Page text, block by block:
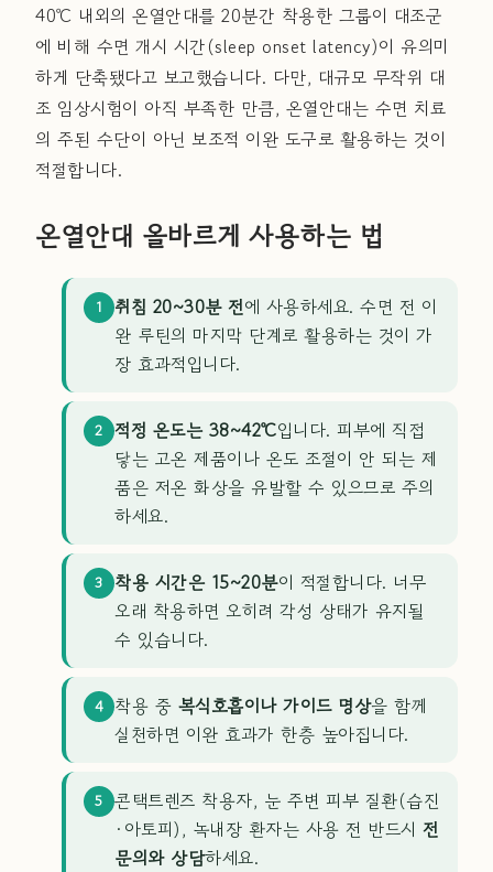
40℃ 내외의 온열안대를 20분간 착용한 그룹이 대조군
에 비해 수면 개시 시간(sleep onset latency)이 유의미
하게 단축됐다고 보고했습니다. 다만, 대규모 무작위 대
조 임상시험이 아직 부족한 만큼, 온열안대는 수면 치료
의 주된 수단이 아닌 보조적 이완 도구로 활용하는 것이
적절합니다.
온열안대 올바르게 사용하는 법
1 취침 20~30분 전에 사용하세요. 수면 전 이
완 루틴의 마지막 단계로 활용하는 것이 가
장 효과적입니다.
2 적정 온도는 38~42℃입니다. 피부에 직접
닿는 고온 제품이나 온도 조절이 안 되는 제
품은 저온 화상을 유발할 수 있으므로 주의
하세요.
3 착용 시간은 15~20분이 적절합니다. 너무
오래 착용하면 오히려 각성 상태가 유지될
수 있습니다.
4 착용 중 복식호흡이나 가이드 명상을 함께
실천하면 이완 효과가 한층 높아집니다.
5 콘택트렌즈 착용자, 눈 주변 피부 질환(습진
·아토피), 녹내장 환자는 사용 전 반드시 전
문의와 상담하세요.